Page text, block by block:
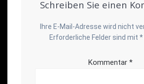
Schreiben Sie einen
Ihre E-Mail-Adresse wird nicht
Erforderliche Felder sind mit *
Kommentar *